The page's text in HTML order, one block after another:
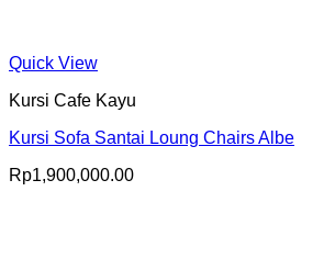
Quick View
Kursi Cafe Kayu
Kursi Sofa Santai Loung Chairs Albe
Rp1,900,000.00